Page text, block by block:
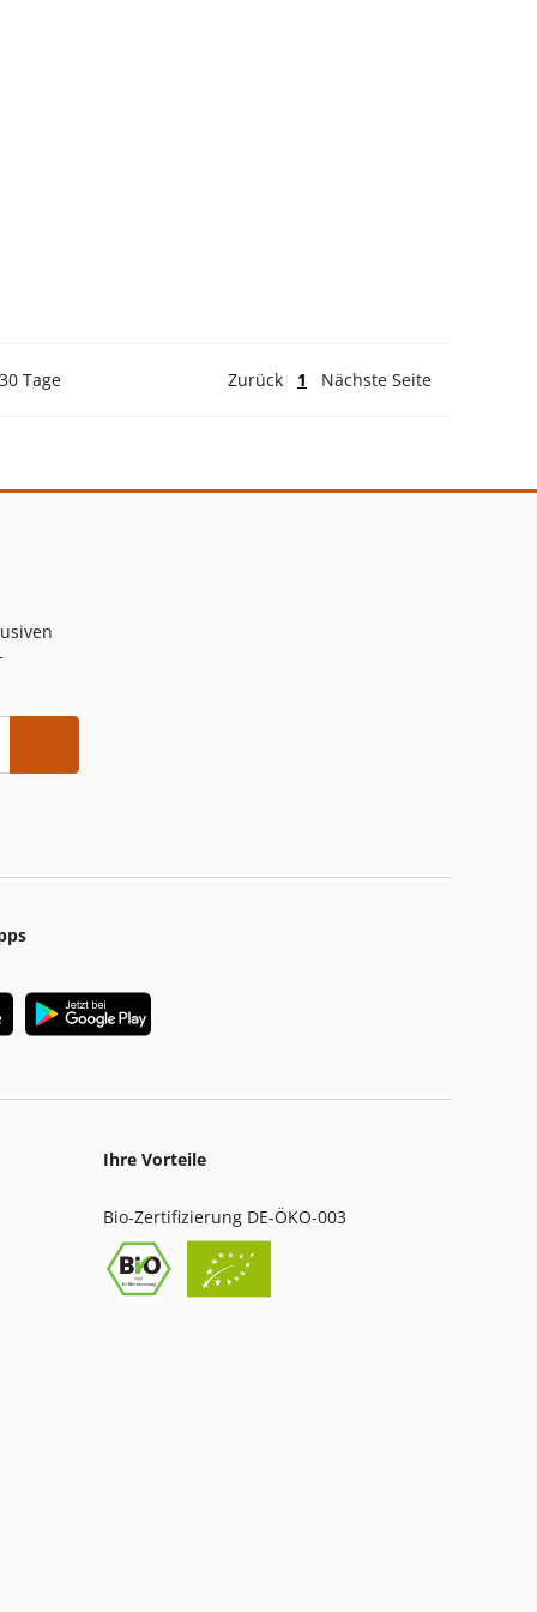
Tage Zurück 1 Nächste Seite
Ihre Vorteile
Bio-Zertifizierung DE-ÖKO-003